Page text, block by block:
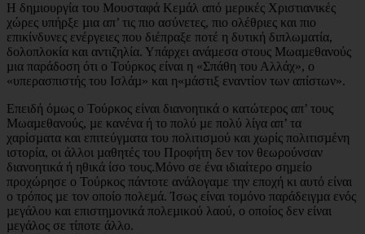
Η δηµιουργία του Μουσταφά Κεµάλ από µερικές Χριστιανικές
χώρες υπήρξε µια απ’ τις πιο ασύνετες, πιο ολέθριες και πιο
επικίνδυνες ενέργειες που διέπραξε ποτέ η δυτική διπλωµατία,
δολοπλοκία και αντιζηλία. Υπάρχει ανάµεσα στους Μωαµεθανούς
µια παράδοση ότι ο Τούρκος είναι η «Σπάθη του Αλλάχ», ο
«υπερασπιστής του Ισλάµ» και η«µάστιξ εναντίον των απίστων».
Επειδή όµως ο Τούρκος είναι διανοητικά ο κατώτερος απ’ τους
Μωαµεθανούς, µε κανένα ή το πολύ µε πολύ λίγα απ’ τα
χαρίσµατα και επιτεύγµατα του πολιτισµού και χωρίς πολιτισµένη
ιστορία, οι άλλοι µαθητές του Προφήτη δεν τον θεωρούνσαν
διανοητικά ή ηθικά ίσο τους.Μόνο σε ένα ιδιαίτερο σηµείο
προχώρησε ο Τούρκος πάντοτε ανάλογαµε την εποχή κι αυτό είναι
ο τρόπος µε τον οποίο πολεµά. Ίσως είναι τοµόνο παράδειγµα ενός
µεγάλου και επιστηµονικά πολεµικού λαού, ο οποίος δεν είναι
µεγάλος σε τίποτε άλλο.